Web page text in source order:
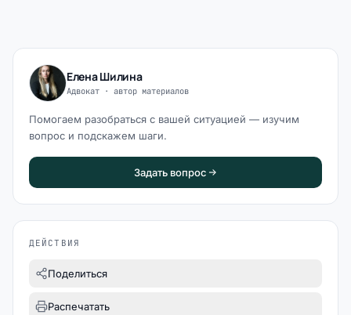
Елена Шилина
Адвокат · автор материалов
Помогаем разобраться с вашей ситуацией — изучим
вопрос и подскажем шаги.
Задать вопрос
ДЕЙСТВИЯ
Поделиться
Распечатать